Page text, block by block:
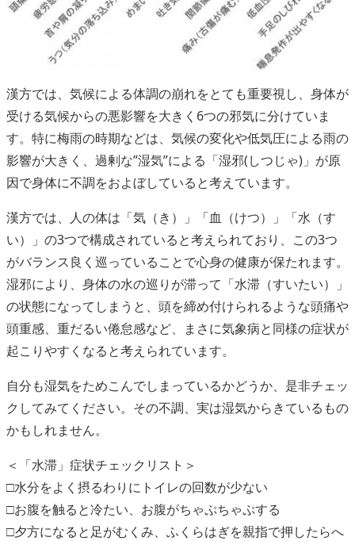
漢方では、気候による体調の崩れをとても重要視し、身体が
受ける気候からの悪影響を大きく6つの邪気に分けていま
す。特に梅雨の時期などは、気候の変化や低気圧による雨の
影響が大きく、過剰な”湿気”による「湿邪(しつじゃ)」が原
因で身体に不調をおよぼしていると考えています。
漢方では、人の体は「気（き）」「血（けつ）」「水（す
い）」の3つで構成されていると考えられており、この3つ
がバランス良く巡っていることで心身の健康が保たれます。
湿邪により、身体の水の巡りが滞って「水滞（すいたい）」
の状態になってしまうと、頭を締め付けられるような頭痛や
頭重感、重だるい倦怠感など、まさに気象病と同様の症状が
起こりやすくなると考えられています。
自分も湿気をためこんでしまっているかどうか、是非チェッ
クしてみてください。その不調、実は湿気からきているもの
かもしれません。
＜「水滞」症状チェックリスト＞
□水分をよく摂るわりにトイレの回数が少ない
□お腹を触ると冷たい、お腹がちゃぷちゃぷする
□夕方になると足がむくみ、ふくらはぎを親指で押したらへ